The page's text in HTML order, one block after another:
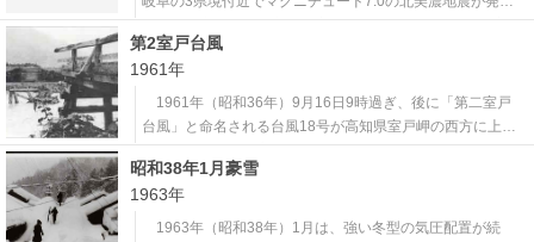
し、福井市や名古屋市で震度4を観測したほか、関東地方か
ら中国地方にかけて揺れを感じた。 震源が山間部であっ
たことと活発な余震活動が続いたことから、地震の揺れに
伴う山崩れや地すべり等
第2室戸台風
1961年
1961年（昭和36年）9月16日9時過ぎ、後に「第二室戸
台風」と命名される台風18号が高知県室戸岬の西方に上陸
した。上陸時の中心気圧925hPaは、記録の残る1951年
（昭和26年）以降に日本列島に上陸した台風の中で最も低
い記録となっている。 上陸後の台風は、四国東部から瀬
戸内海を通り、同日13
昭和38年1月豪雪
1963年
1963年（昭和38年）1月は、強い冬型の気圧配置が続